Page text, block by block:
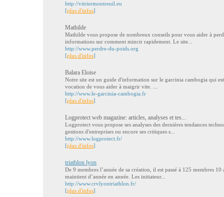
http://vitriermontreuil.eu
[plus d'infos]
Mathilde
Mathilde vous propose de nombreux conseils pour vous aider à
informations sur comment mincir rapidement. Le site...
http://www.perdre-du-poids.org
[plus d'infos]
Balara Eloise
Notre site est un guide d'information sur le garcinia cambogia qui
vocation de vous aider à maigrir vite. ...
http://www.le-garcinia-cambogia.fr
[plus d'infos]
Logprotect web magazine: articles, analyses et tes...
Logprotect vous propose ses analyses des dernières tendances
gestions d'entreprises ou encore ses critiques s...
http://www.logprotect.fr/
[plus d'infos]
triathlon lyon
De 9 membres l’année de sa création, il est passé à 125 membres
maintient d’année en année. Les initiateur...
http://www.crvlyontriathlon.fr/
[plus d'infos]